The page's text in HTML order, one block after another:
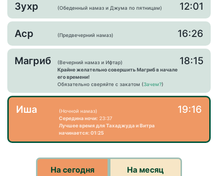
Зухр (Обеденный намаз и Джума по пятницам) 12:01
Аср (Предвечерний намаз) 16:26
Магриб
(Вечерний намаз и Ифтар)
Крайне желательно совершить Магриб в начале
его времени!
Обязательно сверяйте с закатом (Зачем?)
18:15
Иша
(Ночной намаз)
Середина ночи: 23:37
Лучшее время для Тахаджуда и Витра
начинается: 01:25
19:16
На сегодня На месяц